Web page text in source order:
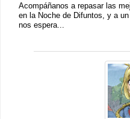
Acompáñanos a repasar las
en la Noche de Difuntos, y a
nos espera...